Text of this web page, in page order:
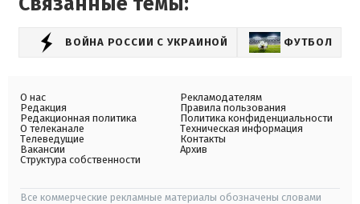
ВОЙНА РОССИИ С УКРАИНОЙ ФУТБОЛ
О нас
Редакция
Редакционная политика
О телеканале
Телеведущие
Вакансии
Структура собственности
Рекламодателям
Правила пользования
Политика конфиденциальности
Техническая информация
Контакты
Архив
Все коммерческие рекламные материалы обозначены словами